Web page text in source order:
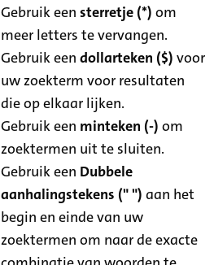
Gebruik eensterretje (*) om
meer letters te vervangen.
Gebruik eendollarteken ($) voor
uw zoekterm voor resultaten
die op elkaar lijken.
Gebruik een minteken (-) om
zoektermen uit te sluiten.
Gebruik een Dubbele
aanhalingstekens (" ") aan het
begin en einde van uw
zoektermen om naar de exacte